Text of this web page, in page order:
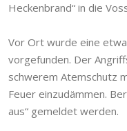
Heckenbrand“ in die
Vor Ort wurde eine
vorgefunden. Der
schwerem Atemschutz
Feuer einzudämmen.
aus“ gemeldet werden.